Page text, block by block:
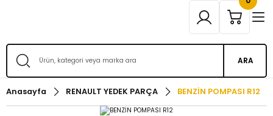
ARA
Anasayfa RENAULT YEDEK PARÇA BENZİN POMPASI R12